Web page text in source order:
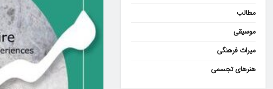
مطالب
موسیقی
میراث فرهنگی
هنرهای تجسمی